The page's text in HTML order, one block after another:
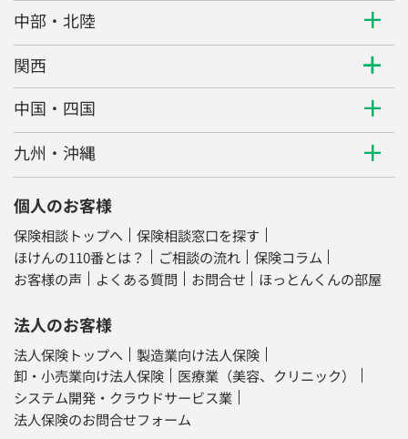
中部・北陸
関西
中国・四国
九州・沖縄
個人のお客様
保険相談トップへ
保険相談窓口を探す
ほけんの110番とは？
ご相談の流れ
保険コラム
お客様の声
よくある質問 お問合せ ほっとんくんの部屋
法人のお客様
法人保険トップへ
製造業向け法人保険
卸・小売業向け法人保険
医療業（美容、クリニック）
システム開発・クラウドサービス業
法人保険のお問合せフォーム